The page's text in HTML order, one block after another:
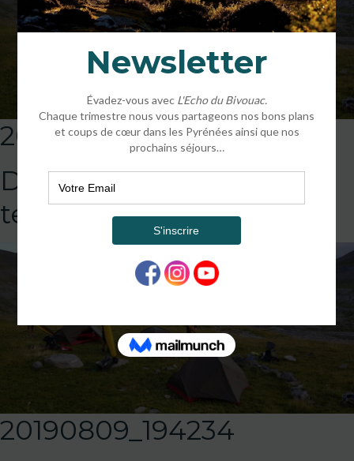
20190809_194234
DEFAULT
template!!!!!attachment
20190809_194234